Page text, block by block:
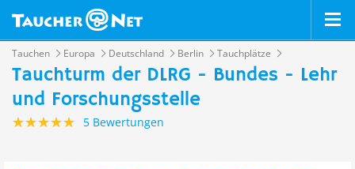
Tauchen Europa Deutschland Berlin Tauchplätze
Tauchturm der DLRG - Bundes - Lehr
und Forschungsstelle
5 Bewertungen